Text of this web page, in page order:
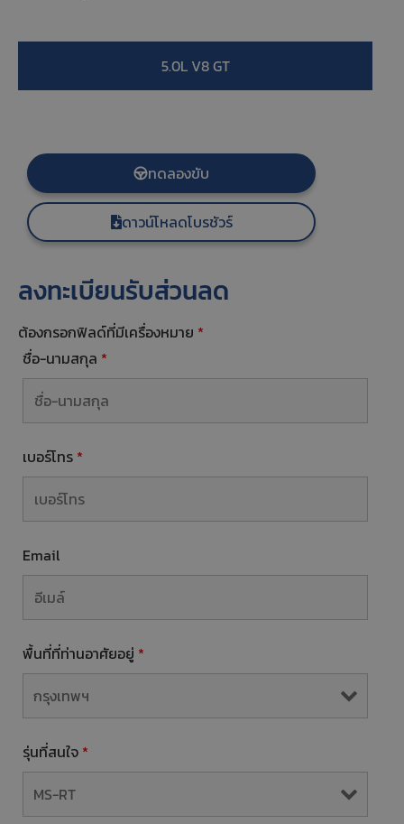
5.0L V8 GT
ทดลองขับ
ดาวน์โหลดโบรชัวร์
ลงทะเบียนรับส่วนลด
ต้องกรอกฟิลด์ที่มีเครื่องหมาย *
ชื่อ-นามสกุล *
เบอร์โทร *
Email
พื้นที่ที่ท่านอาศัยอยู่ *
รุ่นที่สนใจ *